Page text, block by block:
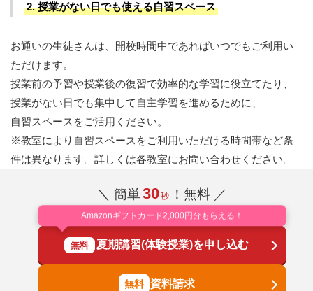
2. 授業がない日でも使える自習スペース
お通いの生徒さんは、開校時間中であればいつでもご利用い
ただけます。
授業前の予習や授業後の復習で効率的な学習に役立てたり、
授業がない日でも集中して自主学習を進めるために、
自習スペースをご活用ください。
※教室により自習スペースをご利用いただける時間帯など条
件は異なります。詳しくは各教室にお問い合わせください。
＼ 簡単30秒 ！無料 ／
Amazonギフトカード2,000円分もらえる！
無料 夏期講習(体験授業)を申し込む
資料請求